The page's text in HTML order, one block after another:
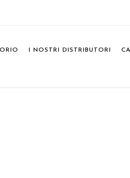
I NOSTRI DISTRIBUTORI